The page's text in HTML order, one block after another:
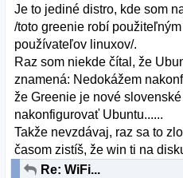
Je to jediné distro, kde som
/toto greenie robí
používateľov linuxov/.
Raz som niekde čítal, že
znamená: Nedokážem
že Greenie je nové
nakonfigurovať Ubuntu......
Takže nevzdávaj, raz sa to
časom zistíš, že win ti na
Re: WiFi...